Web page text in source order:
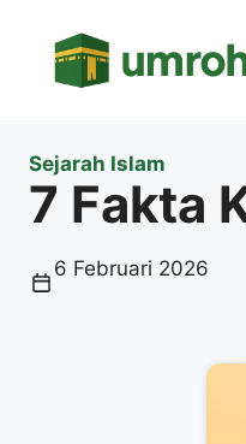
Sejarah Islam
7 Fakta
6 Februari 2026